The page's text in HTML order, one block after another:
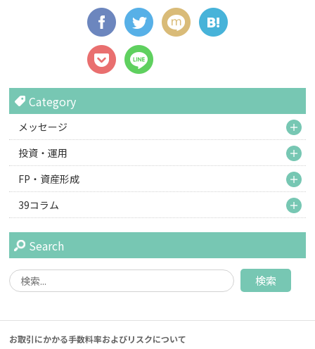
Category
メッセージ
投資・運用
FP・資産形成
39コラム
Search
お取引にかかる手数料率およびリスクについて